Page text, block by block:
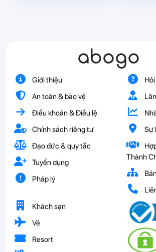
abogo
Giới thiệu
An toàn & bảo vệ
Điều khoản & Điều lệ
Chính sách riêng tư
Đạo đức & quy tắc
Tuyển dụng
Pháp lý
Sự
Thành
Khách sạn
Vé
Resort